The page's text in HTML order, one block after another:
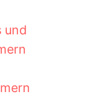
und